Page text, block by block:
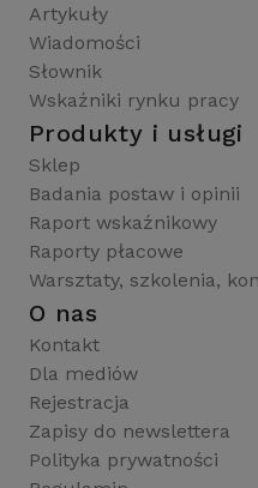
Artykuły
Wiadomości
Słownik
Wskaźniki rynku pracy
Produkty i usługi
Sklep
Badania postaw i opinii
Raport wskaźnikowy
Raporty płacowe
Warsztaty, szkolenia,
O nas
Kontakt
Dla mediów
Rejestracja
Zapisy do newslettera
Polityka prywatności